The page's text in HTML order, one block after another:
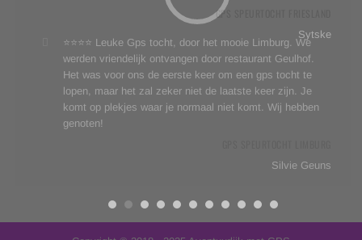
GPS SPEURTOCHT FRIESLAND
Sytske
⭐⭐⭐⭐ Leuke Gps tocht, door het mooie Limburg. We
werden vriendelijk ontvangen door restaurant Geulhof.
Het was voor ons de eerste keer om een gps tocht te
lopen, maar het zal zeker niet de laatste keer zijn. Je
komt op plekjes waar je normaal niet komt. Wij hebben
genoten!
Silvie Geuns